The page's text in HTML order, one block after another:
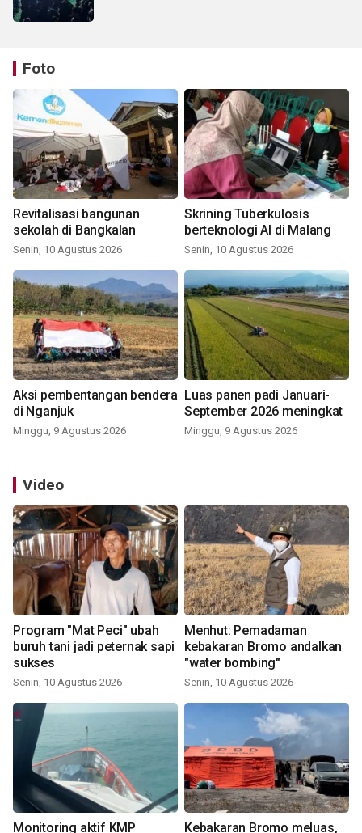
Foto
Revitalisasi bangunan
sekolah di Bangkalan
Senin, 10 Agustus 2026
Skrining Tuberkulosis
berteknologi AI di Malang
Senin, 10 Agustus 2026
Aksi pembentangan bendera
di Nganjuk
Minggu, 9 Agustus 2026
Luas panen padi Januari-
September 2026 meningkat
Minggu, 9 Agustus 2026
Video
Program "Mat Peci" ubah
buruh tani jadi peternak sapi
sukses
Senin, 10 Agustus 2026
Menhut: Pemadaman
kebakaran Bromo andalkan
"water bombing"
Senin, 10 Agustus 2026
Monitoring aktif KMP
Kebakaran Bromo meluas,